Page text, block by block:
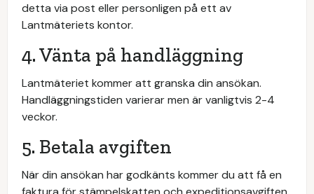
detta via post eller personligen på ett av
Lantmäteriets kontor.
4. Vänta på handläggning
Lantmäteriet kommer att granska din ansökan.
Handläggningstiden varierar men är vanligtvis 2-4
veckor.
5. Betala avgiften
När din ansökan har godkänts kommer du att få en